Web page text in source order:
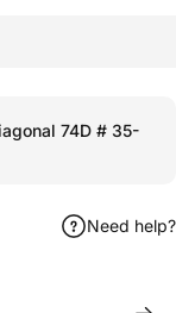
74D # 35-
Need help?